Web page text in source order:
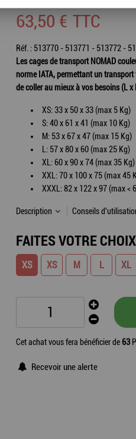
63,50 € TTC
Réf. : 513770 - 513771 - 513772 -
Les cages de transport NOMAD
norme IATA, permettant un
de coller au mieux à vos besoins (L x
XS: 33 x 50 x 33 (max 5 Kg)
S: 40 x 61 x 41 (max 10 Kg)
M: 53 x 67 x 47 (max 15 Kg)
L: 57 x 80 x 60 (max 25 Kg)
XL: 60 x 90 x 74 (max 35 Kg)
XXL: 70 x 100 x 75 (max 45
XXXL: 82 x 122 x 97 (max <
Description Conseils
FAITES VOTRE CHOIX
XS XS M L XL
Cet achat vous fera bénéficier de63
Recevoir une alerte